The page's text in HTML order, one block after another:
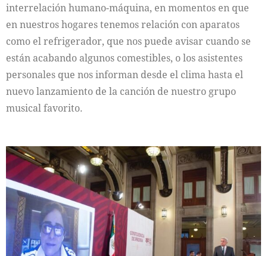
interrelación humano-máquina, en momentos en que
en nuestros hogares tenemos relación con aparatos
como el refrigerador, que nos puede avisar cuando se
están acabando algunos comestibles, o los asistentes
personales que nos informan desde el clima hasta el
nuevo lanzamiento de la canción de nuestro grupo
musical favorito.